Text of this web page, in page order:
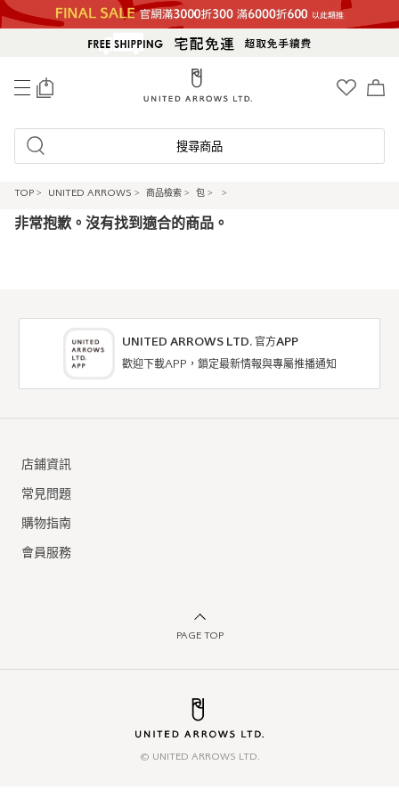
搜尋商品
TOP > UNITED ARROWS > 商品檢索 > 包 > >
非常抱歉。沒有找到適合的商品。
UNITED ARROWS LTD. 官方APP
歡迎下載APP，鎖定最新情報與專屬推播通知
店鋪資訊
常見問題
購物指南
會員服務
PAGE TOP
© UNITED ARROWS LTD.